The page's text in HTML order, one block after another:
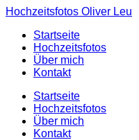
Hochzeitsfotos Oliver Leu
Startseite
Hochzeitsfotos
Über mich
Kontakt
Startseite
Hochzeitsfotos
Über mich
Kontakt